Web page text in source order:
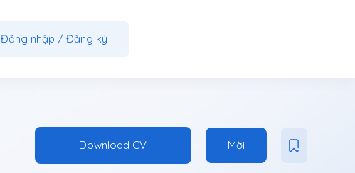
Đăng nhập / Đăng ký
Download CV Mời